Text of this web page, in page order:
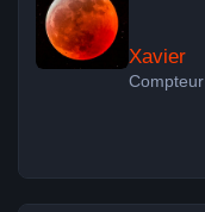
Xavier